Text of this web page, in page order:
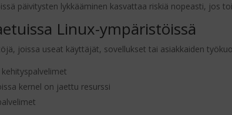
päivitysten lykkääminen kasvattaa riskiä nopeasti, jos
Linux-ympäristöissä
joissa useat käyttäjät, sovellukset tai asiakkaiden
kernel on jaettu resurssi